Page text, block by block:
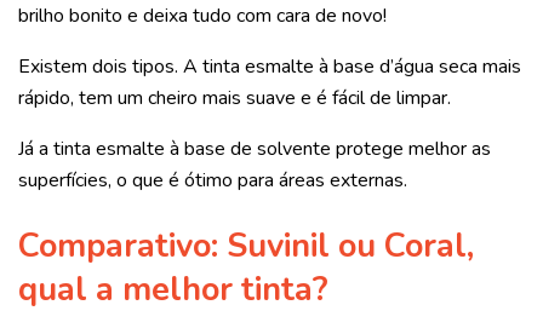
brilho bonito e deixa tudo com cara de novo!
Existem dois tipos. A tinta esmalte à base d’água seca mais
rápido, tem um cheiro mais suave e é fácil de limpar.
Já a tinta esmalte à base de solvente protege melhor as
superfícies, o que é ótimo para áreas externas.
Comparativo: Suvinil ou Coral,
qual a melhor tinta?